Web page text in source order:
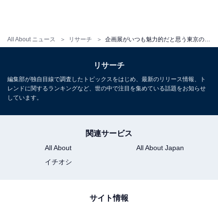
All About ニュース リサーチ 企画展がいつも魅力的だと思う東京の美術館ランキング！ 「国立西洋美術館」を抑えた1位は？
リサーチ
編集部が独自目線で調査したトピックスをはじめ、最新のリリース情報、ト
レンドに関するランキングなど、世の中で注目を集めている話題をお知らせ
しています。
関連サービス
All About
All About Japan
イチオシ
サイト情報